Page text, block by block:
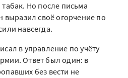
Но после письма
выразил своё огорчение по
навсегда.
в управление по учёту
Ответ был один: в
без вести не